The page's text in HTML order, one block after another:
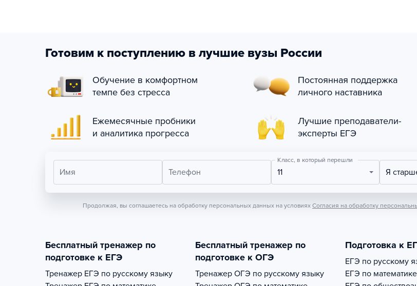
Готовим к поступлению в лучшие вузы России
Обучение в комфортном
темпе без стресса
Постоянная поддержка
личного наставника
Ежемесячные пробники
и аналитика прогресса
Лучшие преподаватели-
эксперты ЕГЭ
Имя Телефон
Класс, в который перешли
11 Я
Продолжая, вы соглашаетесь на обработку персональных данных на условиях Согласия на обработку
Бесплатный тренажер по
подготовке к ЕГЭ
Тренажер ЕГЭ по русскому языку
Бесплатный тренажер по
подготовке к ОГЭ
Тренажер ОГЭ по русскому языку
Подготовка к
ЕГЭ по русскому
ЕГЭ по математике